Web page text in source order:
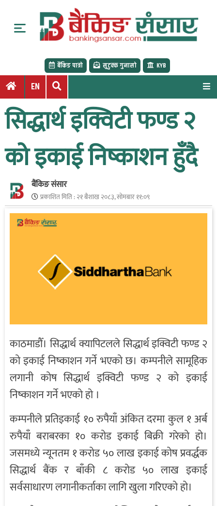
o
बैंकिङ पात्रो सुटुक्क गुनासो KYB
EN
सिद्धार्थ इक्विटी फण्ड २
को इकाई निष्काशन हुँदै
बैंकिङ संसार
प्रकाशित मिति :२१ बैशाख २०८३, सोमबार ११:०९
काठमाडौँ। सिद्धार्थ क्यापिटलले सिद्धार्थ इक्विटी फण्ड २
को इकाई निष्काशन गर्ने भएको छ। कम्पनीले सामूहिक
लगानी कोष सिद्धार्थ इक्विटी फण्ड २ को इकाई
निष्काशन गर्ने भएको हो ।
कम्पनीले प्रतिइकाई १० रुपैयाँ अंकित दरमा कुल १ अर्ब
रुपैयाँ बराबरका १० करोड इकाई बिक्री गरेको हो।
जसमध्ये न्यूनतम १ करोड ५० लाख इकाई कोष प्रवर्द्धक
सिद्धार्थ बैंक र बाँकी ८ करोड ५० लाख इकाई
सर्वसाधारण लगानीकर्ताका लागि खुला गरिएको हो।